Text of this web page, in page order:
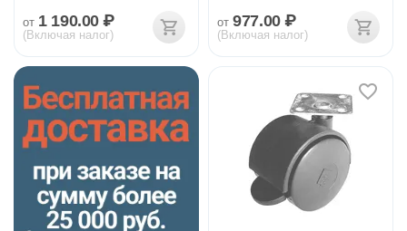
от 1 190.00 ₽
(Включая налог)
от 977.00 ₽
(Включая налог)